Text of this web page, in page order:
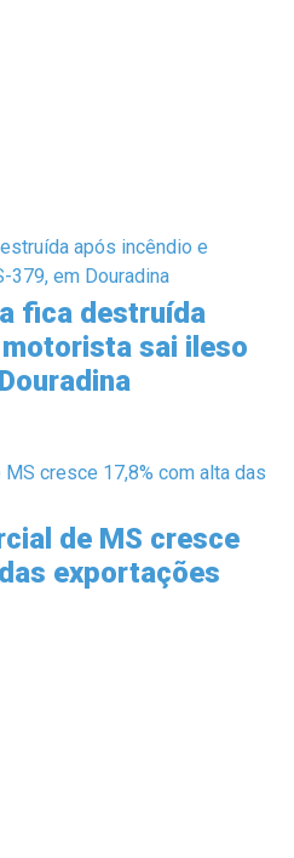
fica destruída
sai ileso
de MS cresce
exportações